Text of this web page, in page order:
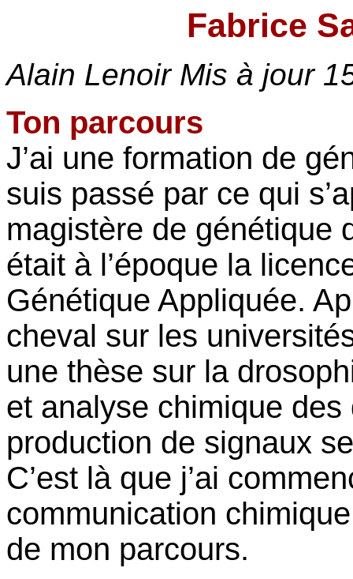
Fabrice
Alain Lenoir Mis à jour
Ton parcours
J’ai une formation de
suis passé par ce qui
magistère de génétique
était à l’époque la
Génétique Appliquée.
cheval sur les
une thèse sur la
et analyse chimique
production de signaux
C’est là que j’ai
communication
de mon parcours.